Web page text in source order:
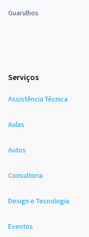
Guarulhos
Serviços
Assistência Técnica
Aulas
Autos
Consultoria
Design e Tecnologia
Eventos